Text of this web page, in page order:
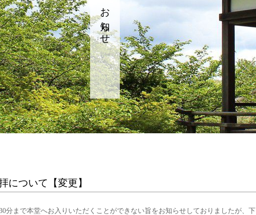
お知らせ
について【変更】
分まで本堂へお入りいただくことができない旨をお知らせしておりましたが、下